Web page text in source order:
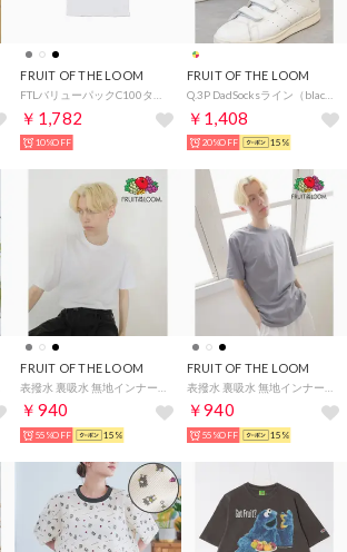
FRUIT OF THE LOOM
￥1,782
10%OFF
FRUIT OF THE LOOM
Q.3P DadSocksライン（black） （アソート）
￥1,408
20%OFF 15%
FRUIT OF THE LOOM
￥940
55%OFF 15%
FRUIT OF THE LOOM
￥940
55%OFF 15%